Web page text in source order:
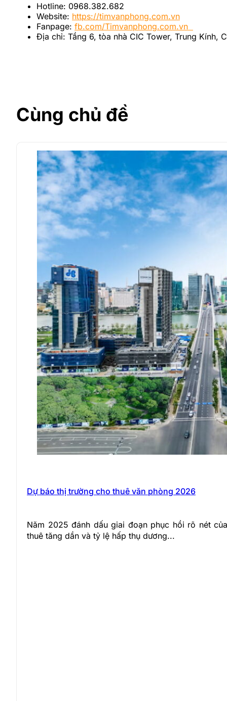
Hotline: 0968.382.682
Website: https://timvanphong.com.vn
Fanpage: fb.com/Timvanphong.com.vn
Địa chỉ: Tầng 6, tòa nhà CIC Tower, Trung Kính,
Cùng chủ đề
Dự báo thị trường cho thuê văn phòng 2026
Năm 2025 đánh dấu giai đoạn phục hồi rõ nét
thuê tăng dần và tỷ lệ hấp thụ dương...